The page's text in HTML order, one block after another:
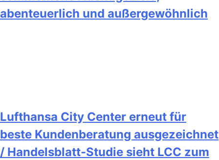
abenteuerlich und außergewöhnlich
Lufthansa City Center erneut für
beste Kundenberatung ausgezeichnet
/ Handelsblatt-Studie sieht LCC zum